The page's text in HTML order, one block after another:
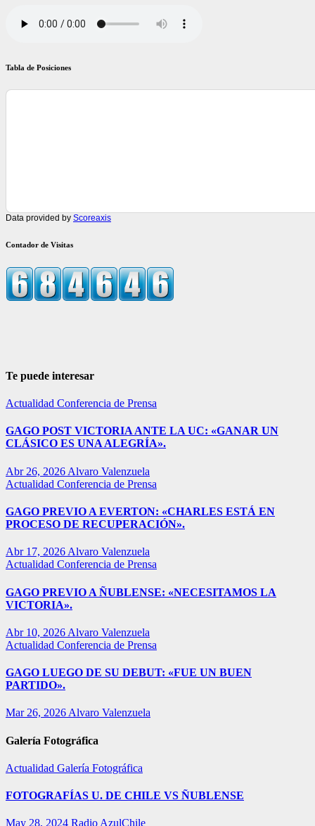
Tabla de Posiciones
Data provided by Scoreaxis
Contador de Visitas
Te puede interesar
Actualidad Conferencia de Prensa
GAGO POST VICTORIA ANTE LA UC: «GANAR UN
CLÁSICO ES UNA ALEGRÍA».
Abr 26, 2026 Alvaro Valenzuela
Actualidad Conferencia de Prensa
GAGO PREVIO A EVERTON: «CHARLES ESTÁ EN
PROCESO DE RECUPERACIÓN».
Abr 17, 2026 Alvaro Valenzuela
Actualidad Conferencia de Prensa
GAGO PREVIO A ÑUBLENSE: «NECESITAMOS LA
VICTORIA».
Abr 10, 2026 Alvaro Valenzuela
Actualidad Conferencia de Prensa
GAGO LUEGO DE SU DEBUT: «FUE UN BUEN
PARTIDO».
Mar 26, 2026 Alvaro Valenzuela
Galería Fotográfica
Actualidad Galería Fotográfica
FOTOGRAFÍAS U. DE CHILE VS ÑUBLENSE
May 28, 2024 Radio AzulChile